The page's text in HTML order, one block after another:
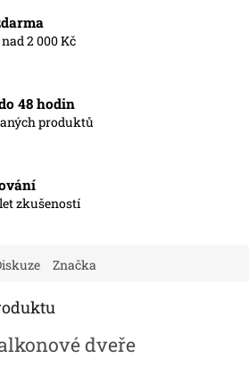
2 000 Kč
48 hodin
produktů
zkušeností
Značka
dveře